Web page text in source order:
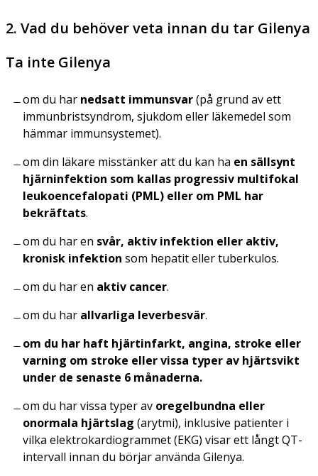
2. Vad du behöver veta innan du tar Gilenya
Ta inte Gilenya
om du har nedsatt immunsvar(på grund av ett
immunbristsyndrom, sjukdom eller läkemedel som
hämmar immunsystemet).
om din läkare misstänker att du kan ha en sällsynt
hjärninfektion som kallas progressiv multifokal
leukoencefalopati (PML) eller om PML har
bekräftats.
om du har en svår, aktiv infektion eller aktiv,
kronisk infektion som hepatit eller tuberkulos.
om du har en aktiv cancer.
om du har allvarliga leverbesvär.
om du har haft hjärtinfarkt, angina, stroke eller
varning om stroke eller vissa typer av hjärtsvikt
under de senaste 6 månaderna.
om du har vissa typer av oregelbundna eller
onormala hjärtslag (arytmi), inklusive patienter i
vilka elektrokardiogrammet (EKG) visar ett långt QT-
intervall innan du börjar använda Gilenya.